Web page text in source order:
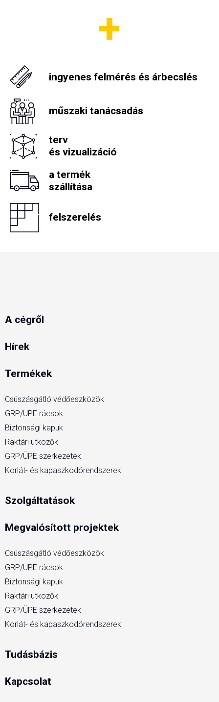
ingyenes felmérés és árbecslés
műszaki tanácsadás
terv
és vizualizáció
a termék
szállítása
felszerelés
A cégről
Hírek
Termékek
Csúszásgátló védőeszközök
GRP/ÜPE rácsok
Biztonsági kapuk
Raktári ütközők
GRP/ÜPE szerkezetek
Korlát- és kapaszkodórendszerek
Szolgáltatások
Megvalósított projektek
Csúszásgátló védőeszközök
GRP/ÜPE rácsok
Biztonsági kapuk
Raktári ütközők
GRP/ÜPE szerkezetek
Korlát- és kapaszkodórendszerek
Tudásbázis
Kapcsolat